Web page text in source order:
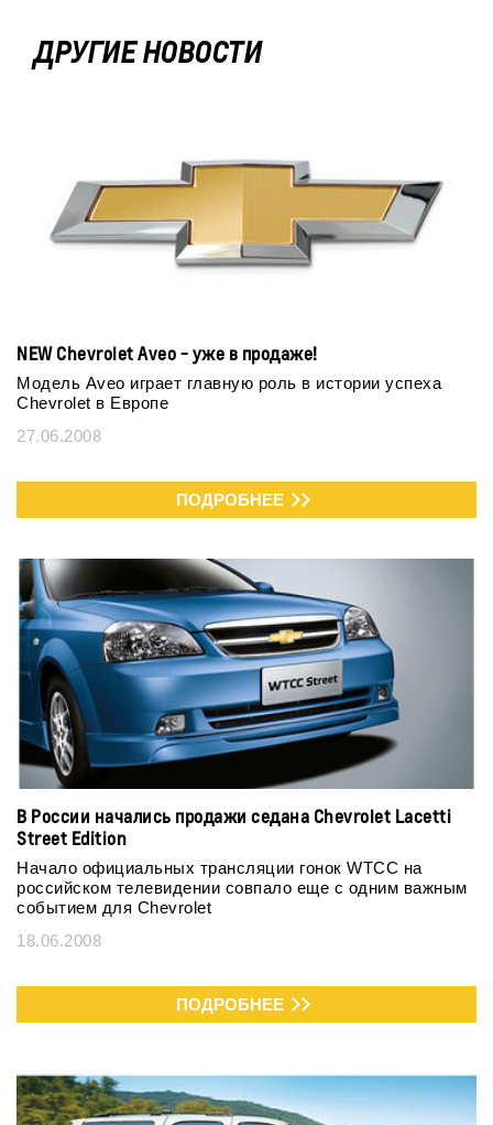
ДРУГИЕ НОВОСТИ
NEW Chevrolet Aveo - уже в продаже!
Модель Aveo играет главную роль в истории успеха
Chevrolet в Европе
27.06.2008
ПОДРОБНЕЕ
В России начались продажи седана Chevrolet Lacetti
Street Edition
Начало официальных трансляции гонок WTCC на
российском телевидении совпало еще с одним важным
событием для Chevrolet
18.06.2008
ПОДРОБНЕЕ